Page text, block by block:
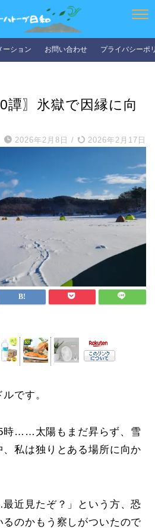
ーション お問い合わせ プライバシーポ
〗氷獄で因縁に向
2026年2月8日 / 2026年2月17日
です。
……太陽もまだ昇らず、雪
私は独りとある場所に向か
近見たぞ？」という方、恐
るのかもう察しがついたので